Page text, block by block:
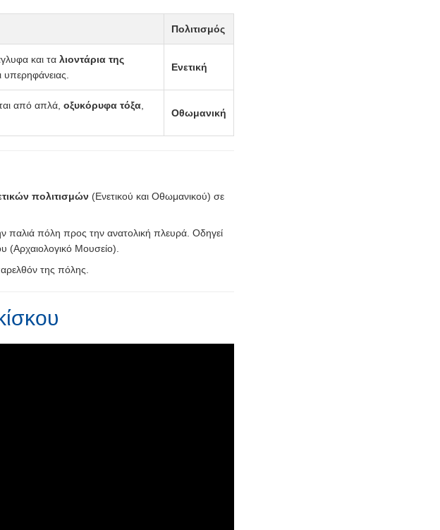
Πολιτισμός
και τα λιοντάρια της
Ενετική
από απλά, οξυκόρυφα τόξα
Οθωμανική
πολιτισμών (Ενετικού και Οθωμανικού) σε
παλιά πόλη προς την ανατολική πλευρά. Οδηγεί
(Αρχαιολογικό Μουσείο).
της πόλης.